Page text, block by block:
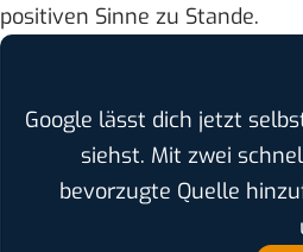
positiven Sinne zu Stande.
Google lässt dich jetzt
siehst. Mit zwei
bevorzugte Quelle